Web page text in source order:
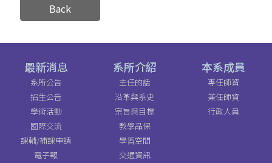
Back
最新消息
系所公告
招生公告
學術活動
國際交流
課輔/補課申請
電子報
系所介紹
主任的話
沿革與系史
宗旨與目標
教學品保
學習空間
交通資訊
本系成員
專任師資
兼任師資
行政人員